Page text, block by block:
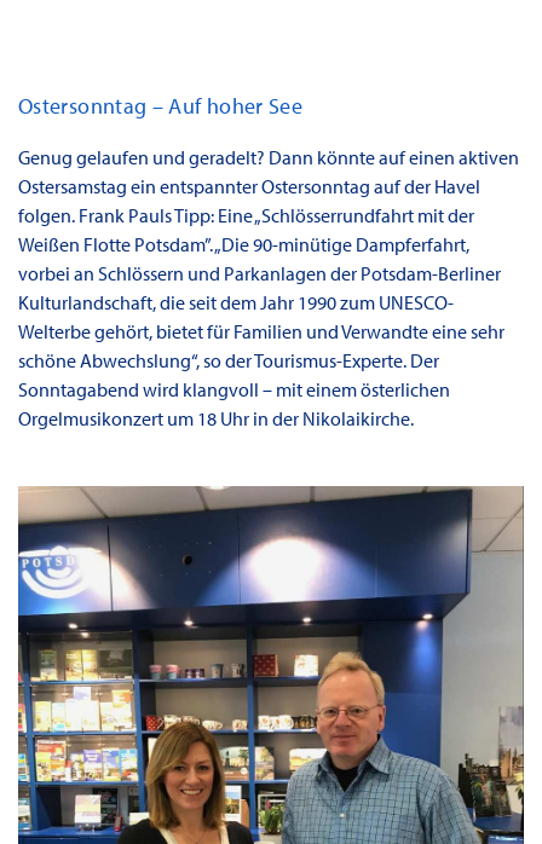
Ostersonntag – Auf hoher See
Genug gelaufen und geradelt? Dann könnte auf einen aktiven
Ostersamstag ein entspannter Ostersonntag auf der Havel
folgen. Frank Pauls Tipp: Eine „Schlösserrundfahrt mit der
Weißen Flotte Potsdam”. „Die 90-minütige Dampferfahrt,
vorbei an Schlössern und Parkanlagen der Potsdam-Berliner
Kulturlandschaft, die seit dem Jahr 1990 zum UNESCO-
Welterbe gehört, bietet für Familien und Verwandte eine sehr
schöne Abwechslung“, so der Tourismus-Experte. Der
Sonntagabend wird klangvoll – mit einem österlichen
Orgelmusikonzert um 18 Uhr in der Nikolaikirche.